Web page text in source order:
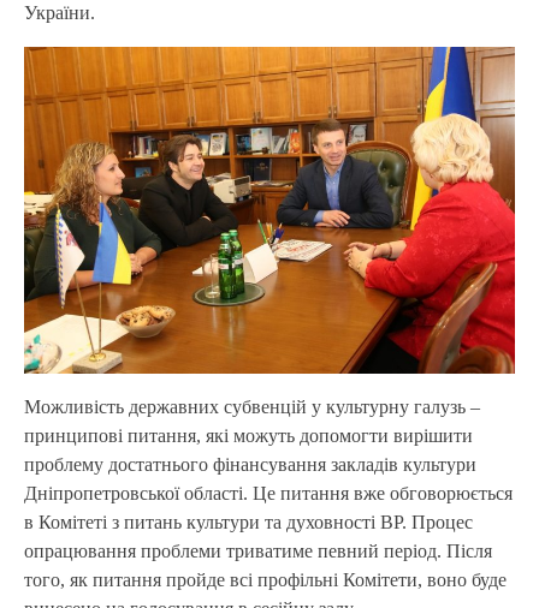
України.
Можливість державних субвенцій у культурну галузь –
принципові питання, які можуть допомогти вирішити
проблему достатнього фінансування закладів культури
Дніпропетровської області. Це питання вже обговорюється
в Комітеті з питань культури та духовності ВР. Процес
опрацювання проблеми триватиме певний період. Після
того, як питання пройде всі профільні Комітети, воно буде